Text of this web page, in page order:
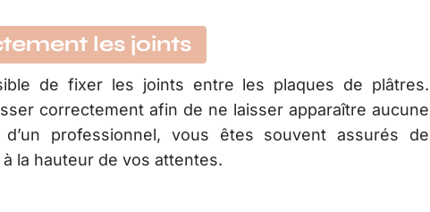
les joints
de fixer les joints entre les plaques de plâtres.
correctement afin de ne laisser apparaître aucune
d’un professionnel, vous êtes souvent assurés de
la hauteur de vos attentes.